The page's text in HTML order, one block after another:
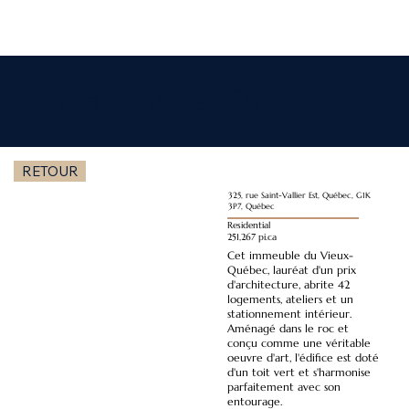
RETOUR
325, rue Saint-Vallier Est, Québec, G1K
3P7, Québec
Residential
251,267 pi.ca
Cet immeuble du Vieux-
Québec, lauréat d'un prix
d'architecture, abrite 42
logements, ateliers et un
stationnement intérieur.
Aménagé dans le roc et
conçu comme une véritable
oeuvre d'art, l'édifice est doté
d'un toit vert et s'harmonise
parfaitement avec son
entourage.